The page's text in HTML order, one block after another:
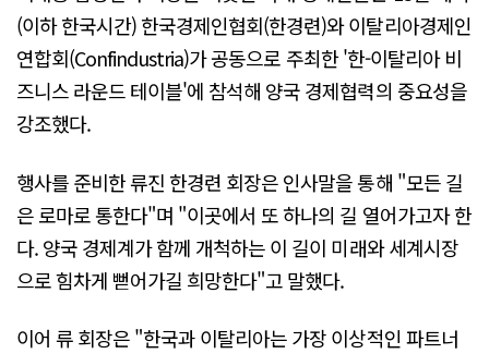
(이하 한국시간) 한국경제인협회(한경련)와 이탈리아경제인
연합회(Confindustria)가 공동으로 주최한 '한-이탈리아 비
즈니스 라운드 테이블'에 참석해 양국 경제협력의 중요성을
강조했다.
행사를 준비한 류진 한경련 회장은 인사말을 통해 "모든 길
은 로마로 통한다"며 "이곳에서 또 하나의 길 열어가고자 한
다. 양국 경제계가 함께 개척하는 이 길이 미래와 세계시장
으로 힘차게 뻗어가길 희망한다"고 말했다.
이어 류 회장은 "한국과 이탈리아는 가장 이상적인 파트너